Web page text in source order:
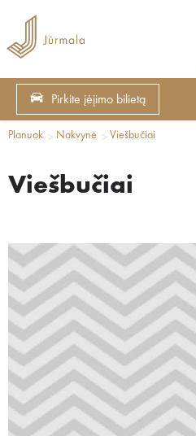
Pirkite įėjimo bilietą
Planuok Nakvynė Viešbučiai
Viešbučiai